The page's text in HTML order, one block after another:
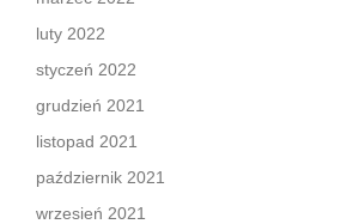
luty 2022
styczeń 2022
grudzień 2021
listopad 2021
październik 2021
wrzesień 2021